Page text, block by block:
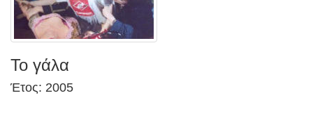
Το γάλα
Έτος: 2005